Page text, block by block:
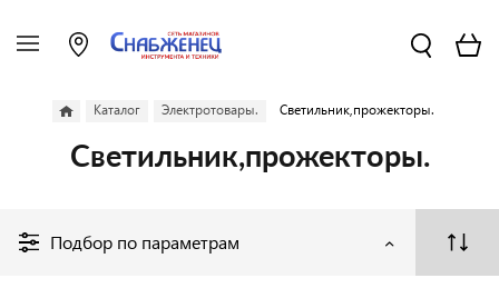
Каталог Электротовары. Светильник,прожекторы.
Светильник,прожекторы.
Подбор по параметрам